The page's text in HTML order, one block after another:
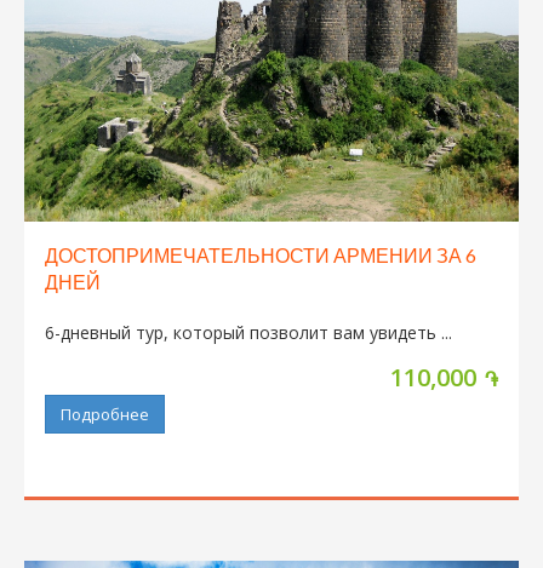
ДОСТОПРИМЕЧАТЕЛЬНОСТИ АРМЕНИИ ЗА 6
ДНЕЙ
6-дневный тур, который позволит вам увидеть ...
110,000 ֏
Подробнее